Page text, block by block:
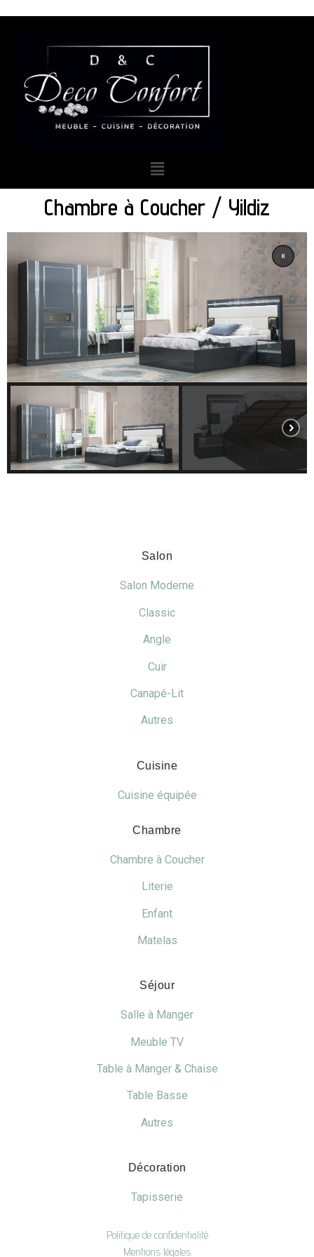
Chambre à Coucher / Yildiz
Salon
Salon Moderne
Classic
Angle
Cuir
Canapé-Lit
Autres
Cuisine
Cuisine équipée
Chambre
Chambre à Coucher
Literie
Enfant
Matelas
Séjour
Salle à Manger
Meuble TV
Table à Manger & Chaise
Table Basse
Autres
Décoration
Tapisserie
Politique de confidentialité
Mentions légales